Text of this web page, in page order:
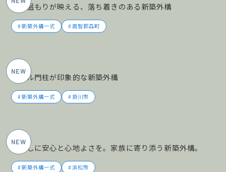
木の温もりが映える、落ち着きのある新築外構
新築外構一式 周智郡森町
タイル門柱が印象的な新築外構
新築外構一式 掛川市
暮らしに安心と心地よさを。家族に寄り添う新築外構。
新築外構一式 浜松市